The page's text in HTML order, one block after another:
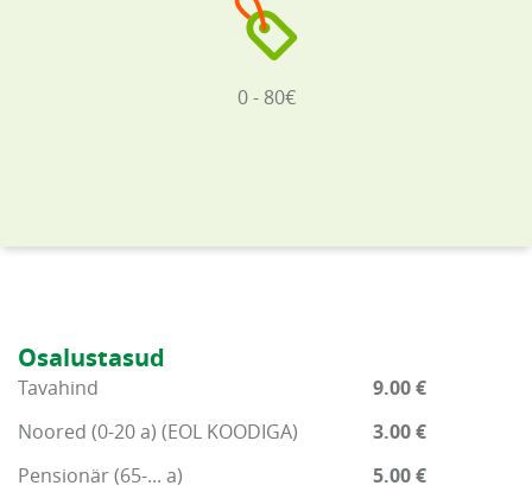
0 - 80€
Osalustasud
Tavahind
9.00 €
Noored (0-20 a) (EOL KOODIGA)
3.00 €
Pensionär (65-... a)
5.00 €